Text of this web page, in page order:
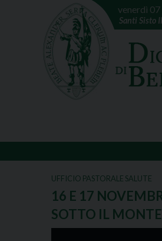
venerdì
Santi Sisto
UFFICIO PASTORALE SALUTE
16 E 17
SOTTO IL MONTE